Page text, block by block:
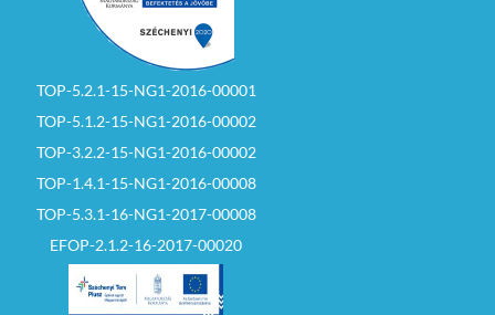
TOP-5.2.1-15-NG1-2016-00001
TOP-5.1.2-15-NG1-2016-00002
TOP-3.2.2-15-NG1-2016-00002
TOP-1.4.1-15-NG1-2016-00008
TOP-5.3.1-16-NG1-2017-00008
EFOP-2.1.2-16-2017-00020